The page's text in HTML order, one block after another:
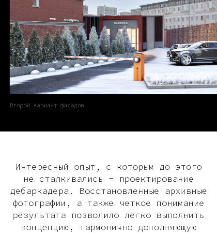
Второй вариант фасадов
Интересный опыт, с которым до этого
не сталкивались - проектирование
дебаркадера. Восстановленные архивные
фотографии, а также четкое понимание
результата позволило легко выполнить
концепцию, гармонично дополняющую